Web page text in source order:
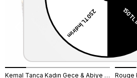
Kemal Tanca Kadın Gece & Abiye Ayakkabı 4360